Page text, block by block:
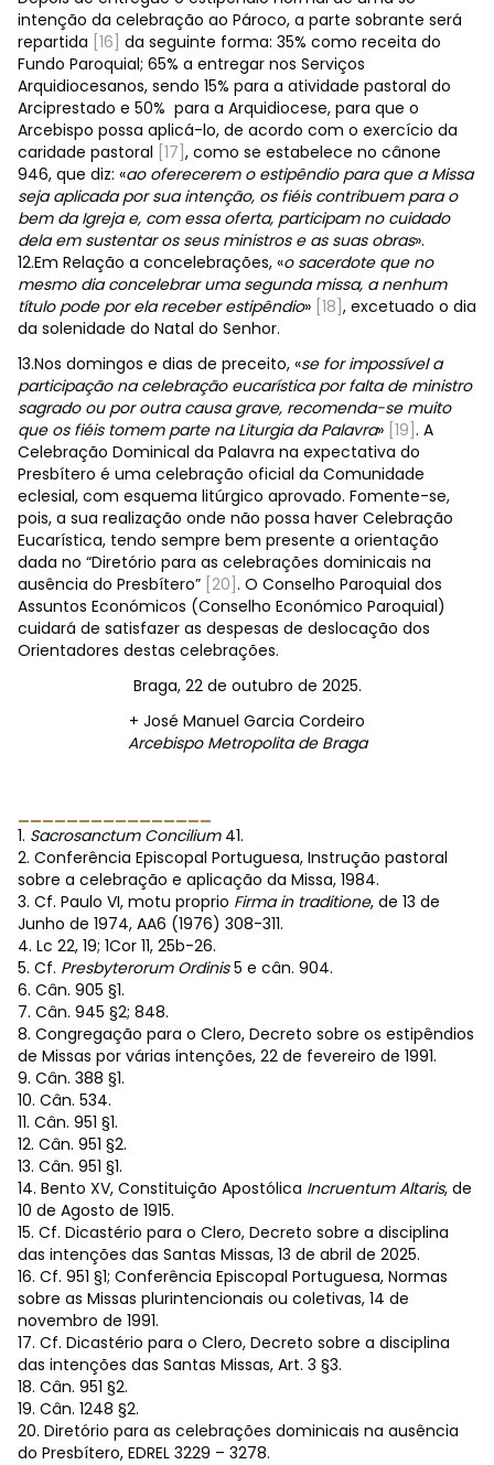
intenção da celebração ao Pároco, a parte sobrante será
repartida [16] da seguinte forma: 35% como receita do
Fundo Paroquial; 65% a entregar nos Serviços
Arquidiocesanos, sendo 15% para a atividade pastoral do
Arciprestado e 50% para a Arquidiocese, para que o
Arcebispo possa aplicá-lo, de acordo com o exercício da
caridade pastoral [17] , como se estabelece no cânone
946, que diz: «ao oferecerem o estipêndio para que a Missa
seja aplicada por sua intenção, os fiéis contribuem para o
bem da Igreja e, com essa oferta, participam no cuidado
dela em sustentar os seus ministros e as suas obras».
12.Em Relação a concelebrações, «o sacerdote que no
mesmo dia concelebrar uma segunda missa, a nenhum
título pode por ela receber estipêndio» [18] , excetuado o dia
da solenidade do Natal do Senhor.
13.Nos domingos e dias de preceito, «se for impossível a
participação na celebração eucarística por falta de ministro
sagrado ou por outra causa grave, recomenda-se muito
que os fiéis tomem parte na Liturgia da Palavra» [19] . A
Celebração Dominical da Palavra na expectativa do
Presbítero é uma celebração oficial da Comunidade
eclesial, com esquema litúrgico aprovado. Fomente-se,
pois, a sua realização onde não possa haver Celebração
Eucarística, tendo sempre bem presente a orientação
dada no “Diretório para as celebrações dominicais na
ausência do Presbítero” [20] . O Conselho Paroquial dos
Assuntos Económicos (Conselho Económico Paroquial)
cuidará de satisfazer as despesas de deslocação dos
Orientadores destas celebrações.
Braga, 22 de outubro de 2025.
+ José Manuel Garcia Cordeiro
Arcebispo Metropolita de Braga
1. Sacrosanctum Concilium41.
2. Conferência Episcopal Portuguesa, Instrução pastoral
sobre a celebração e aplicação da Missa, 1984.
3. Cf. Paulo VI, motu proprio Firma in traditione, de 13 de
Junho de 1974, AA6 (1976) 308-311.
4. Lc 22, 19; 1Cor 11, 25b-26.
5. Cf. Presbyterorum Ordinis5 e cân. 904.
6. Cân. 905 §1.
7. Cân. 945 §2; 848.
8. Congregação para o Clero, Decreto sobre os estipêndios
de Missas por várias intenções, 22 de fevereiro de 1991.
9. Cân. 388 §1.
10. Cân. 534.
11. Cân. 951 §1.
12. Cân. 951 §2.
13. Cân. 951 §1.
14. Bento XV, Constituição Apostólica Incruentum Altaris, de
10 de Agosto de 1915.
15. Cf. Dicastério para o Clero, Decreto sobre a disciplina
das intenções das Santas Missas, 13 de abril de 2025.
16. Cf. 951 §1; Conferência Episcopal Portuguesa, Normas
sobre as Missas plurintencionais ou coletivas, 14 de
novembro de 1991.
17. Cf. Dicastério para o Clero, Decreto sobre a disciplina
das intenções das Santas Missas, Art. 3 §3.
18. Cân. 951 §2.
19. Cân. 1248 §2.
20. Diretório para as celebrações dominicais na ausência
do Presbítero, EDREL 3229 – 3278.